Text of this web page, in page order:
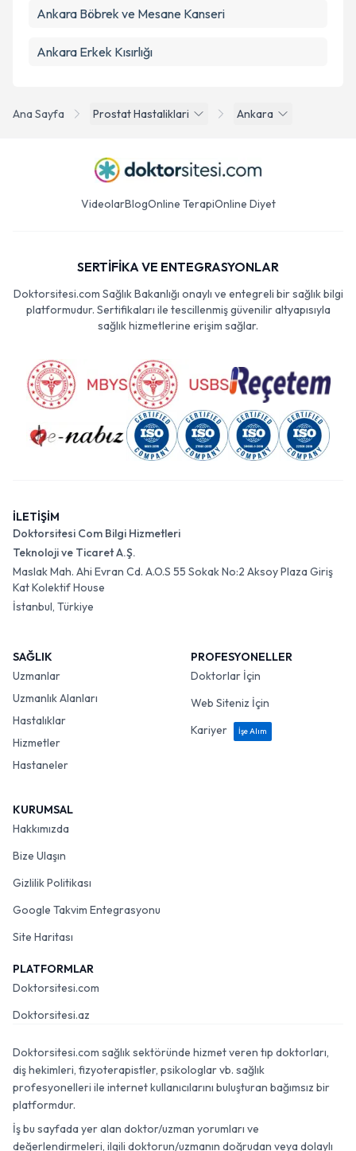
Ana Sayfa Prostat Hastaliklari Ankara
Ankara Böbrek ve Mesane Kanseri
Ankara Erkek Kısırlığı
VideolarBlogOnline TerapiOnline Diyet
SERTİFİKA VE ENTEGRASYONLAR
Doktorsitesi.com Sağlık Bakanlığı onaylı ve entegreli bir sağlık bilgi
platformudur. Sertifikaları ile tescillenmiş güvenilir altyapısıyla
sağlık hizmetlerine erişim sağlar.
İLETİŞİM
Doktorsitesi Com Bilgi Hizmetleri
Teknoloji ve Ticaret A.Ş.
Maslak Mah. Ahi Evran Cd. A.O.S 55 Sokak No:2 Aksoy Plaza Giriş
Kat Kolektif House
İstanbul, Türkiye
SAĞLIK
Uzmanlar
Uzmanlık Alanları
Hastalıklar
Hizmetler
Hastaneler
PROFESYONELLER
Doktorlar İçin
Web Siteniz İçin
Kariyer
İşe Alım
KURUMSAL
Hakkımızda
Bize Ulaşın
Gizlilik Politikası
Google Takvim Entegrasyonu
Site Haritası
PLATFORMLAR
Doktorsitesi.com
Doktorsitesi.az
Doktorsitesi.com sağlık sektöründe hizmet veren tıp doktorları,
diş hekimleri, fizyoterapistler, psikologlar vb. sağlık
profesyonelleri ile internet kullanıcılarını buluşturan bağımsız bir
platformdur.
İş bu sayfada yer alan doktor/uzman yorumları ve
değerlendirmeleri, ilgili doktorun/uzmanın doğrudan veya dolaylı